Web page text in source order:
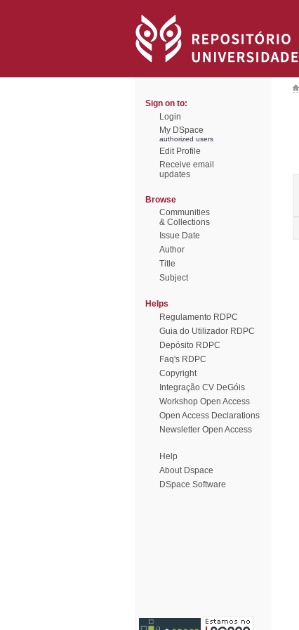
Sign on to:
Login
My DSpace
authorized users
Edit Profile
Receive email
updates
Browse
Communities
& Collections
Issue Date
Author
Title
Subject
Helps
Regulamento RDPC
Guia do Utilizador RDPC
Depósito RDPC
Faq's RDPC
Copyright
Integração CV DeGóis
Workshop Open Access
Open Access Declarations
Newsletter Open Access
Help
About Dspace
DSpace Software